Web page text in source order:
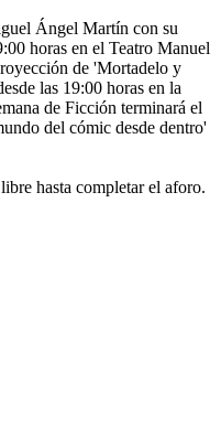
Ángel Martín con su
horas en el Teatro Manuel
de 'Mortadelo y
las 19:00 horas en la
de Ficción terminará el
del cómic desde dentro'
hasta completar el aforo.